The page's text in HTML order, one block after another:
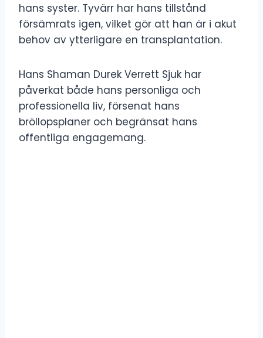
hans syster. Tyvärr har hans tillstånd
försämrats igen, vilket gör att han är i akut
behov av ytterligare en transplantation.
Hans Shaman Durek Verrett Sjuk har
påverkat både hans personliga och
professionella liv, försenat hans
bröllopsplaner och begränsat hans
offentliga engagemang.